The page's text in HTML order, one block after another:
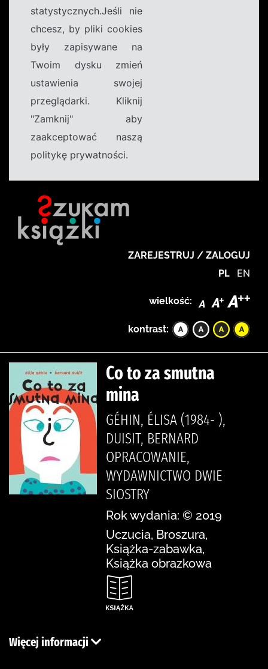
statystycznych.Jeśli nie
chcesz, by pliki cookies
były zapisywane na
Twoim dysku zmień
ustawienia swojej
przeglądarki. Kliknij
"Zamknij" aby
zaakceptować naszą
politykę prywatności.
ZAREJESTRUJ / ZALOGUJ
PL EN
wielkość:
kontrast:
Co to za smutna
mina
GÉHIN, ÉLISA (1984- ),
DUISIT, BERNARD
OPRACOWANIE,
WYDAWNICTWO DWIE
SIOSTRY
Rok wydania: © 2019
Uczucia, Broszura,
Książka-zabawka,
Książka obrazkowa
Więcej informacji